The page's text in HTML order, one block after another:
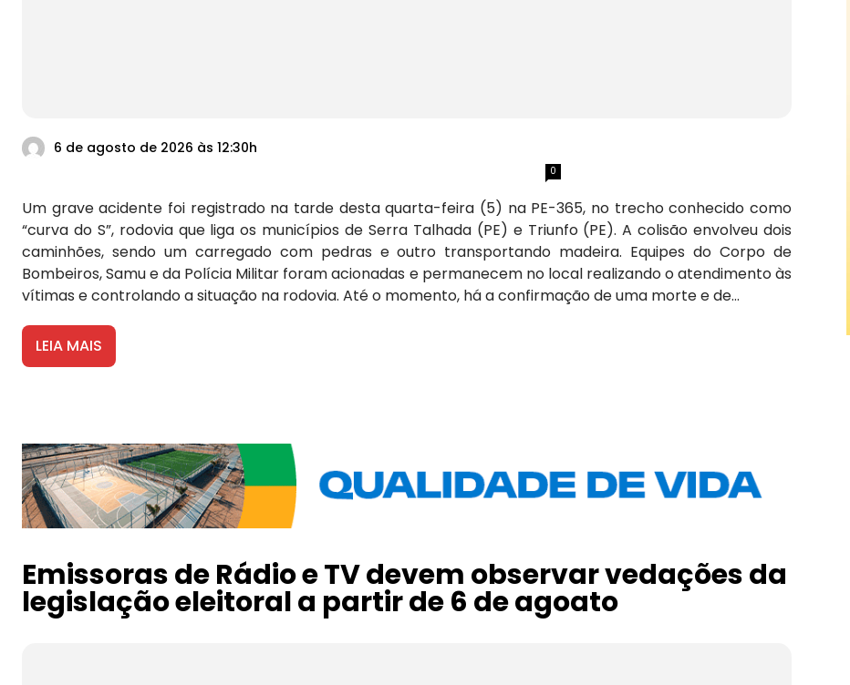
6 de agosto de 2026 às 12:30h
0
Um grave acidente foi registrado na tarde desta quarta-feira (5) na PE-365, no trecho conhecido como
“curva do S”, rodovia que liga os municípios de Serra Talhada (PE) e Triunfo (PE). A colisão envolveu dois
caminhões, sendo um carregado com pedras e outro transportando madeira. Equipes do Corpo de
Bombeiros, Samu e da Polícia Militar foram acionadas e permanecem no local realizando o atendimento às
vítimas e controlando a situação na rodovia. Até o momento, há a confirmação de uma morte e de...
LEIA MAIS
Emissoras de Rádio e TV devem observar vedações da
legislação eleitoral a partir de 6 de agoato